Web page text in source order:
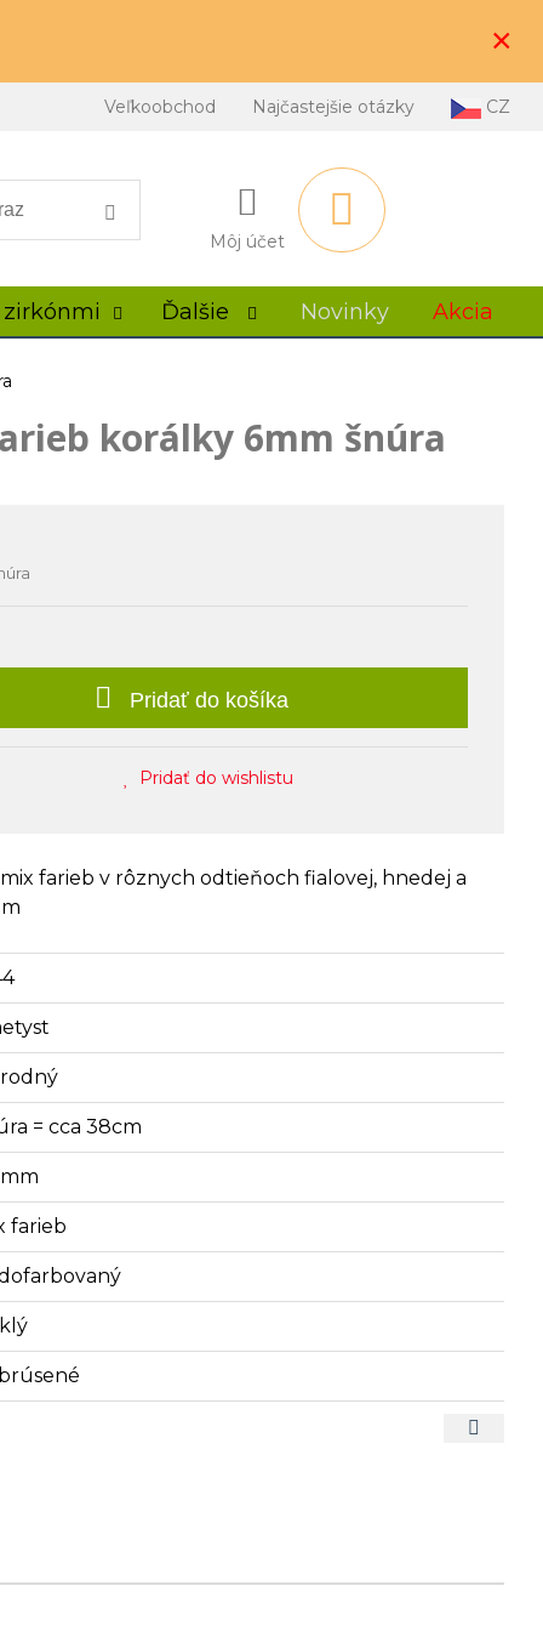
×
Veľkoobchod Najčastejšie otázky CZ
Môj účet
Ďalšie Novinky Akcia
korálky 6mm šnúra
Pridať do košíka
Pridať do wishlistu
farieb v rôznych odtieňoch fialovej, hnedej a
= cca 38cm
mm
farieb